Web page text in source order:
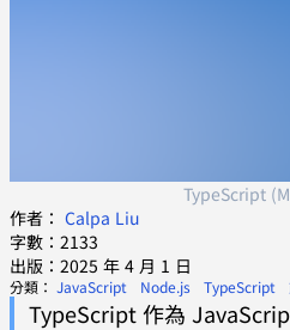
TypeScript
作者： Calpa Liu
字數：2133
出版：2025 年 4 月 1 日
分類： JavaScript Node.js TypeScript
TypeScript 作為